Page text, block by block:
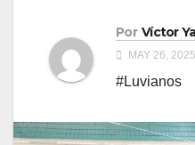
Por Víctor
MAY 26, 2025
#Luvianos